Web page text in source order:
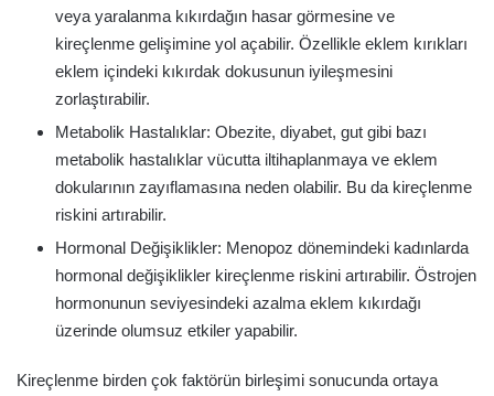
veya yaralanma kıkırdağın hasar görmesine ve
kireçlenme gelişimine yol açabilir. Özellikle eklem kırıkları
eklem içindeki kıkırdak dokusunun iyileşmesini
zorlaştırabilir.
Metabolik Hastalıklar: Obezite, diyabet, gut gibi bazı
metabolik hastalıklar vücutta iltihaplanmaya ve eklem
dokularının zayıflamasına neden olabilir. Bu da kireçlenme
riskini artırabilir.
Hormonal Değişiklikler: Menopoz dönemindeki kadınlarda
hormonal değişiklikler kireçlenme riskini artırabilir. Östrojen
hormonunun seviyesindeki azalma eklem kıkırdağı
üzerinde olumsuz etkiler yapabilir.
Kireçlenme birden çok faktörün birleşimi sonucunda ortaya